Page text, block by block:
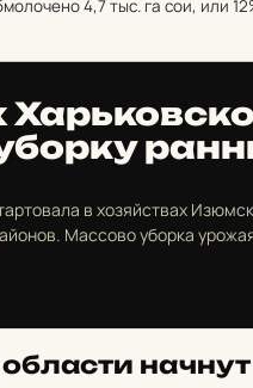
4,7 тыс. га сои, или
в хозяйствах
Массово уборка